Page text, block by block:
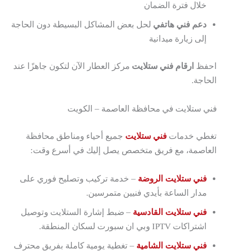
خلال فترة الضمان
دعم فني هاتفي لحل بعض المشاكل البسيطة دون الحاجة
إلى زيارة ميدانية
احفظ ارقام فني ستلايت مركز العطار الآن لتكون جاهزًا عند
الحاجة.
فني ستلايت في محافظة العاصمة – الكويت
تغطي خدمات فني ستلايت جميع أحياء ومناطق محافظة
العاصمة، مع فريق متخصص يصل إليك في أسرع وقت:
فني ستلايت الروضة – خدمة تركيب وتصليح فوري على
مدار الساعة بأيدي فنيين متمرسين.
فني ستلايت القادسية – ضبط إشارة الستلايت وتوصيل
اشتراكات IPTV وبي ان سبورت لسكان المنطقة.
فني ستلايت الشامية – تغطية يومية كاملة بفريق محترف